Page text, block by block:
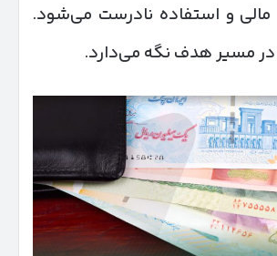
مالی و استفاده نادرست می‌شود.
در مسیر هدف نگه می‌دارد.